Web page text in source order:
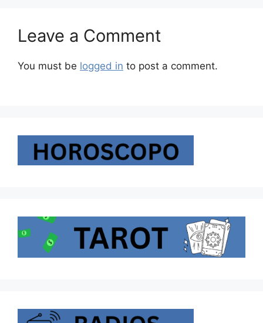
Leave a Comment
You must be logged in to post a comment.